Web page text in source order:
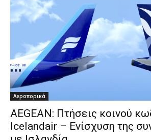
Αεροπορικά
AEGEAN: Πτήσεις κοινού
Icelandair – Ενίσχυση της